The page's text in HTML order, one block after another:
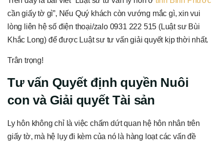
cần giấy tờ gì”, Nếu Quý khách còn vướng mắc gì, xin vui
lòng liên hệ số điện thoại/zalo 0931 222 515 (Luật sư Bùi
Khắc Long) để được Luật sư tư vấn giải quyết kịp thời nhất.
Trân trọng!
Tư vấn Quyết định quyền Nuôi
con và Giải quyết Tài sản
Ly hôn không chỉ là việc chấm dứt quan hệ hôn nhân trên
giấy tờ, mà hệ lụy đi kèm của nó là hàng loạt các vấn đề